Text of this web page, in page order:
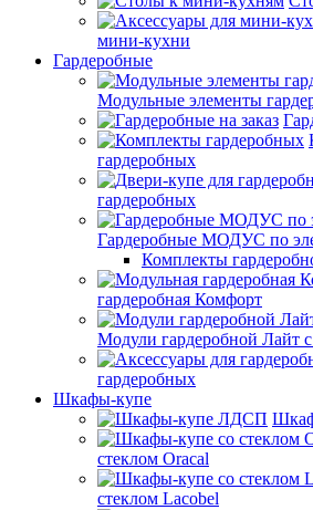
мини-кухни
Гардеробные
Модульные элементы
гардеробных
гардеробных
Гардеробные МОДУС по
Комплекты
гардеробная Комфорт
Модули гардеробной Лайт
гардеробных
Шкафы-купе
стеклом Oracal
стеклом Lacobel